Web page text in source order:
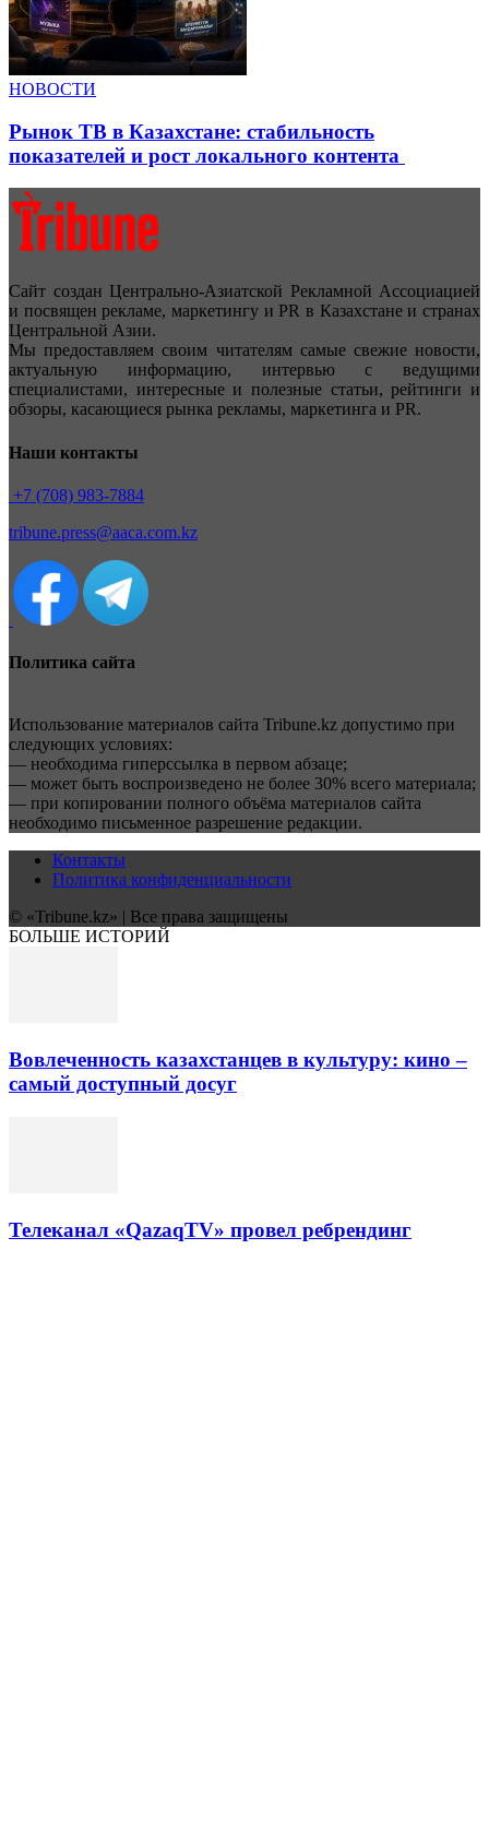
НОВОСТИ
Рынок ТВ в Казахстане: стабильность
показателей и рост локального контента
Сайт создан Центрально-Азиатской Рекламной Ассоциацией
и посвящен рекламе, маркетингу и PR в Казахстане и странах
Центральной Азии.
Мы предоставляем своим читателям самые свежие новости,
актуальную информацию, интервью с ведущими
специалистами, интересные и полезные статьи, рейтинги и
обзоры, касающиеся рынка рекламы, маркетинга и PR.
Наши контакты
+7 (708) 983-7884
tribune.press@aaca.com.kz
Политика сайта
Использование материалов сайта Tribune.kz допустимо при
следующих условиях:
— необходима гиперссылка в первом абзаце;
— может быть воспроизведено не более 30% всего материала;
— при копировании полного объёма материалов сайта
необходимо письменное разрешение редакции.
Контакты
Политика конфиденциальности
© «Tribune.kz» | Все права защищены
БОЛЬШЕ ИСТОРИЙ
Вовлеченность казахстанцев в культуру: кино –
самый доступный досуг
Телеканал «QazaqTV» провел ребрендинг